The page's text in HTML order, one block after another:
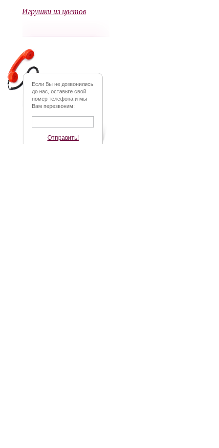
Игрушки из цветов
Если Вы не дозвонились
до нас, оставьте свой
номер телефона и мы
Вам перезвоним:
Отправить!